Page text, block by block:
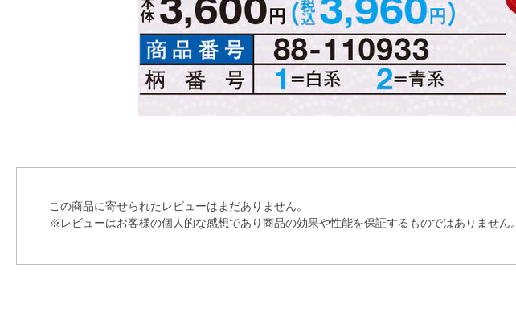
この商品に寄せられたレビューはまだありません。
※レビューはお客様の個人的な感想であり商品の効果や性能を保証するものではありません。